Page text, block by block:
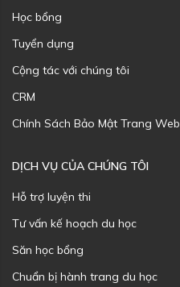
Học bổng
Tuyển dụng
Cộng tác với chúng tôi
CRM
Chính Sách Bảo Mật Trang Web
DỊCH VỤ CỦA CHÚNG TÔI
Hỗ trợ luyện thi
Tư vấn kế hoạch du học
Săn học bổng
Chuẩn bị hành trang du học